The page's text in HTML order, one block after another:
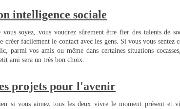
intelligence sociale
vous soyez, vous voudrez sûrement être fier des talents de
créer facilement le contact avec les gens. Si vous vous sentez
parmi vos amis ou même dans certaines situations
ami sera un très bon choix.
projets pour l'avenir
si vous aimez tous les deux vivre le moment présent et